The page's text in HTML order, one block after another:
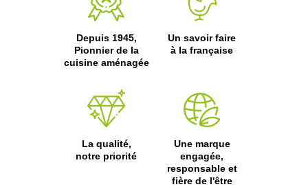
Depuis 1945,
Pionnier de la
cuisine aménagée
Un savoir faire
à la française
La qualité,
notre priorité
Une marque
engagée,
responsable et
fière de l'être